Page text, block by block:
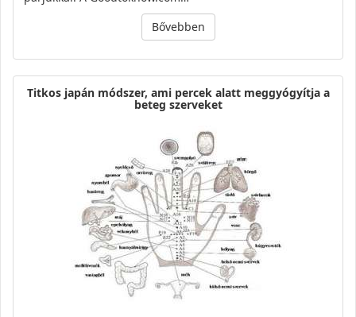
Bővebben
Titkos japán módszer, ami percek alatt meggyógyítja a
beteg szerveket